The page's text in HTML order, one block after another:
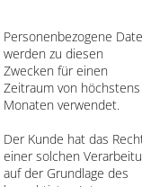
Personenbezogene
werden zu diesen
Zwecken für einen
Zeitraum von
Monaten verwendet.
Der Kunde hat das
einer solchen
auf der Grundlage des